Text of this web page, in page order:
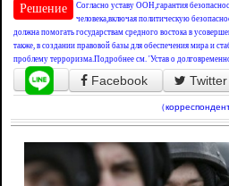
Решение
Согласно уставу ООН,гарантия
человека,включая политическую
должна помогать государствам средного востока в
также, в создании правовой базы для обеспечения мира и
проблему терроризма.Подробнее см. 'Устав о
Facebook Twitter
（